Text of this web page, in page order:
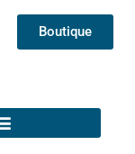
Boutique